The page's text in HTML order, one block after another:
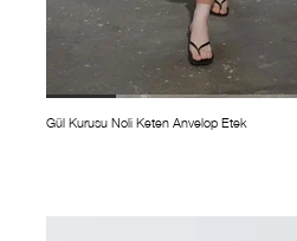
Gül Kurusu Noli Keten Anvelop Etek